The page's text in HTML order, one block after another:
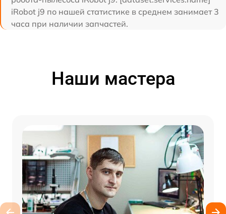
iRobot j9 по нашей статистике в среднем занимает 3
часа при наличии запчастей.
Наши мастера